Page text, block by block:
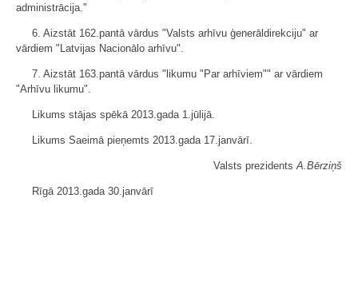
administrācija."
6. Aizstāt 162.pantā vārdus "Valsts arhīvu ģenerāldirekciju" ar
vārdiem "Latvijas Nacionālo arhīvu".
7. Aizstāt 163.pantā vārdus "likumu "Par arhīviem"" ar vārdiem
"Arhīvu likumu".
Likums stājas spēkā 2013.gada 1.jūlijā.
Likums Saeimā pieņemts 2013.gada 17.janvārī.
Valsts prezidentsA.Bērziņš
Rīgā 2013.gada 30.janvārī